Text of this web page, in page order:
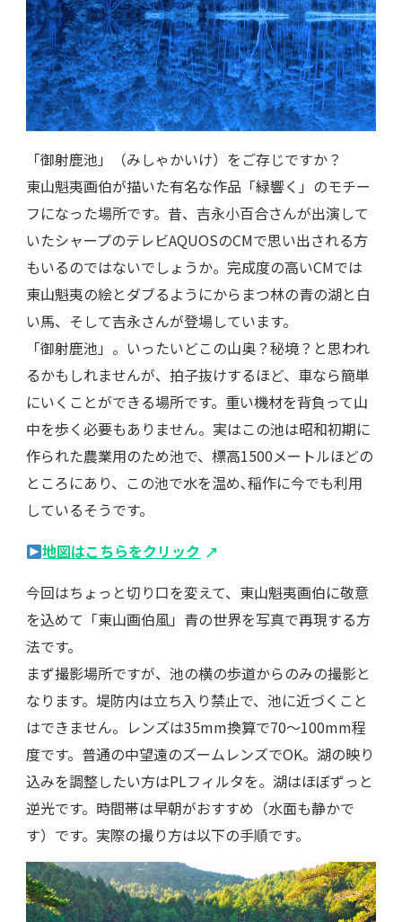
「御射鹿池」（みしゃかいけ）をご存じですか？
東山魁夷画伯が描いた有名な作品「緑響く」のモチー
フになった場所です。昔、吉永小百合さんが出演して
いたシャープのテレビAQUOSのCMで思い出される方
もいるのではないでしょうか。完成度の高いCMでは
東山魁夷の絵とダブるようにからまつ林の青の湖と白
い馬、そして吉永さんが登場しています。
「御射鹿池」。いったいどこの山奥？秘境？と思われ
るかもしれませんが、拍子抜けするほど、車なら簡単
にいくことができる場所です。重い機材を背負って山
中を歩く必要もありません。実はこの池は昭和初期に
作られた農業用のため池で、標高1500メートルほどの
ところにあり、この池で水を温め､稲作に今でも利用
しているそうです。
地図はこちらをクリック
今回はちょっと切り口を変えて、東山魁夷画伯に敬意
を込めて「東山画伯風」青の世界を写真で再現する方
法です。
まず撮影場所ですが、池の横の歩道からのみの撮影と
なります。堤防内は立ち入り禁止で、池に近づくこと
はできません。レンズは35mm換算で70〜100mm程
度です。普通の中望遠のズームレンズでOK。湖の映り
込みを調整したい方はPLフィルタを。湖はほぼずっと
逆光です。時間帯は早朝がおすすめ（水面も静かで
す）です。実際の撮り方は以下の手順です。